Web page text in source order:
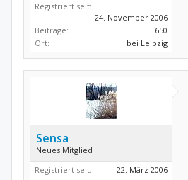
Registriert seit:
24. November 2006
Beiträge:
650
Ort:
bei Leipzig
Sensa
Neues Mitglied
Registriert seit:
22. März 2006